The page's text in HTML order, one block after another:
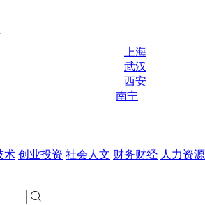
上海
武汉
西安
南宁
术 创业投资 社会人文 财务财经 人力资源